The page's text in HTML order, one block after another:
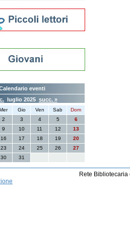
eventi
luglio 2025 succ. »
Gio Ven Sab
Dom
2 3 4 5
6
9 10 11 12
13
16 17 18 19
20
23 24 25 26
27
30 31
Rete